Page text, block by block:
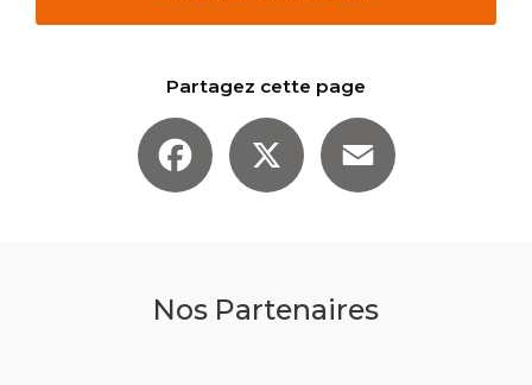
Partagez cette page
Facebook
Nos Partenaires